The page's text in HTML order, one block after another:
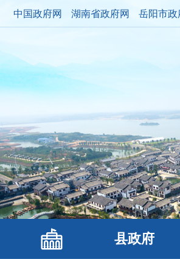
中国政府网 湖南省政府网 岳阳市政
县政府